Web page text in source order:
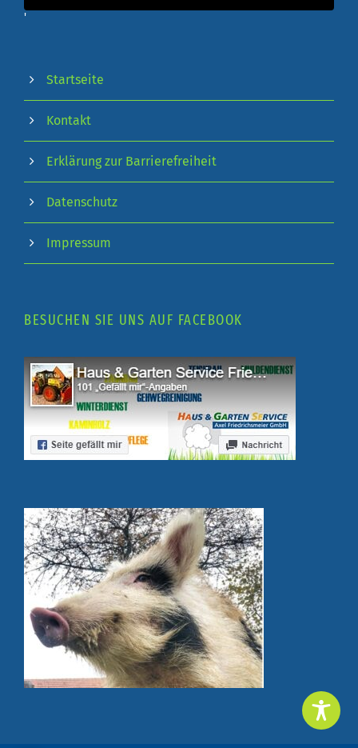
'
Startseite
Kontakt
Erklärung zur Barrierefreiheit
Datenschutz
Impressum
BESUCHEN SIE UNS AUF FACEBOOK